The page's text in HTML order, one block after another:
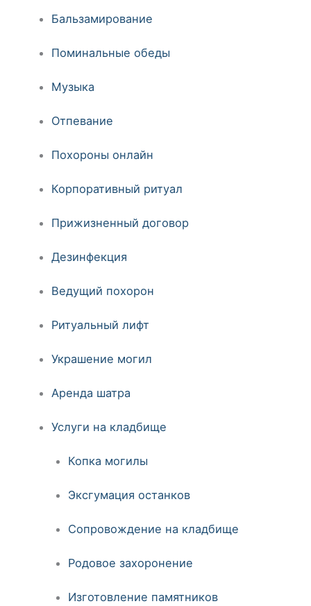
Бальзамирование
Поминальные обеды
Музыка
Отпевание
Похороны онлайн
Корпоративный ритуал
Прижизненный договор
Дезинфекция
Ведущий похорон
Ритуальный лифт
Украшение могил
Аренда шатра
Услуги на кладбище
Копка могилы
Эксгумация останков
Сопровождение на кладбище
Родовое захоронение
Изготовление памятников